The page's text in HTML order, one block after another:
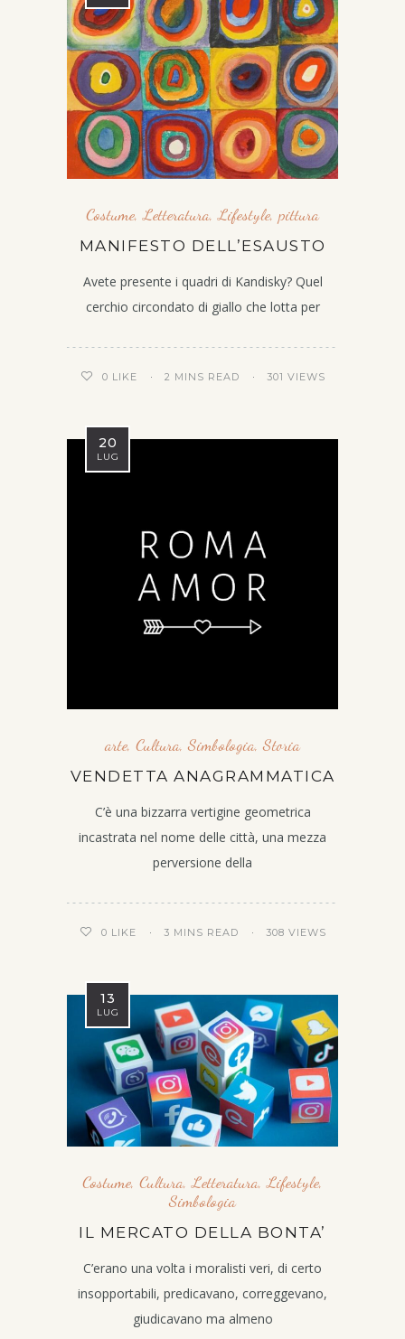
Costume,Letteratura,Lifestyle, pittura
MANIFESTO DELL’ESAUSTO
Avete presente i quadri di Kandisky? Quel
cerchio circondato di giallo che lotta per
0 LIKE 2 MINS READ 301 VIEWS
20
LUG
arte, Cultura,Simbologia,Storia
VENDETTA ANAGRAMMATICA
C’è una bizzarra vertigine geometrica
incastrata nel nome delle città, una mezza
perversione della
0 LIKE 3 MINS READ 308 VIEWS
13
LUG
Costume, Cultura,Letteratura,Lifestyle,
Simbologia
IL MERCATO DELLA BONTA’
C’erano una volta i moralisti veri, di certo
insopportabili, predicavano, correggevano,
giudicavano ma almeno